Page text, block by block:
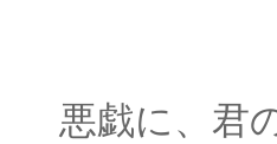
の髪を引